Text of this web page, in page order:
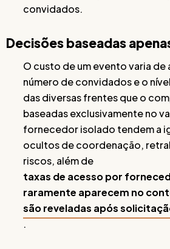
convidados.
Decisões baseadas
O custo de um evento varia
número de convidados e o
das diversas frentes que o
baseadas exclusivamente no
fornecedor isolado tendem a
ocultos de coordenação,
riscos, além de
taxas de acesso por
raramente aparecem no
são reveladas após
.